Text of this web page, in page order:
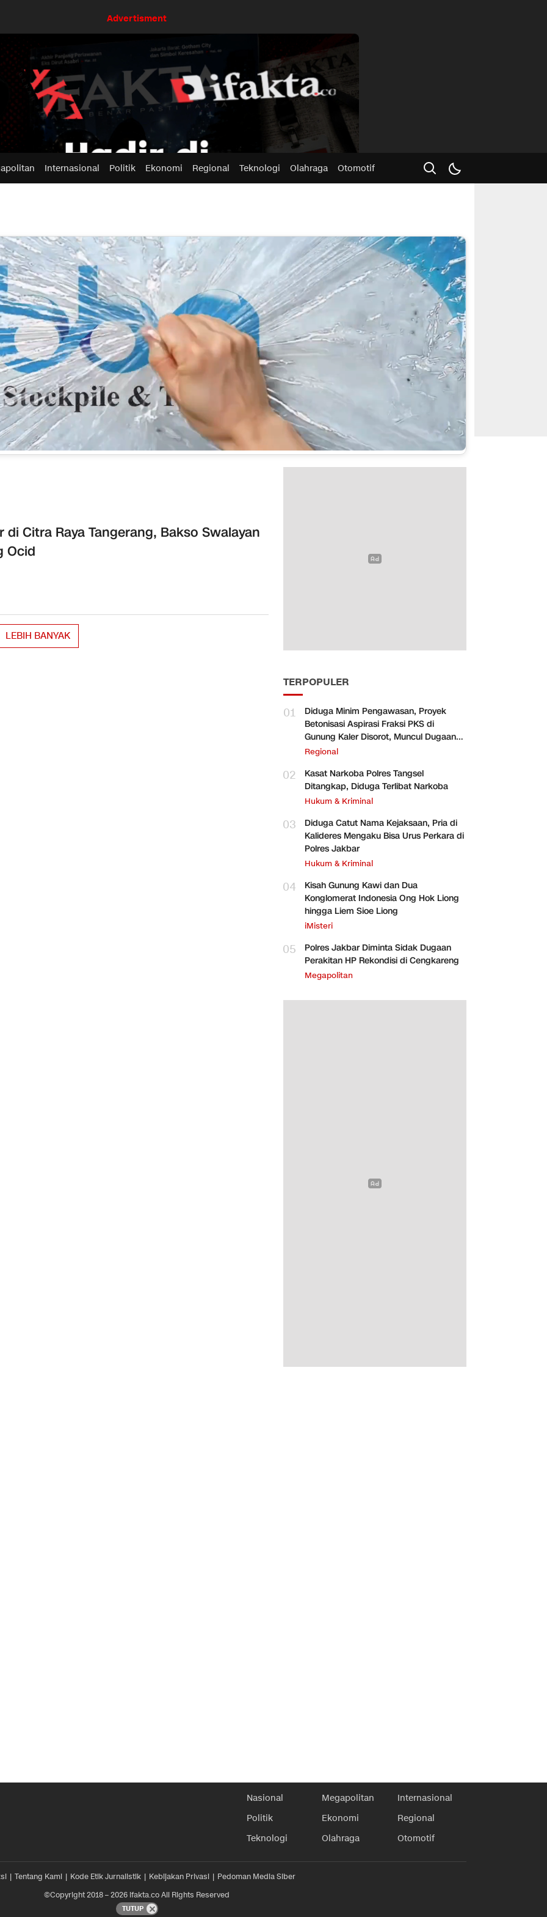
Advertisment
Internasional Politik Ekonomi Regional Teknologi Olahraga Otomotif
di Citra Raya Tangerang, Bakso Swalayan
Ocid
LEBIH BANYAK
TERPOPULER
01
Diduga Minim Pengawasan, Proyek
Betonisasi Aspirasi Fraksi PKS di
Gunung Kaler Disorot, Muncul Dugaan
Pengurangan Volume
Regional
02
Kasat Narkoba Polres Tangsel
Ditangkap, Diduga Terlibat Narkoba
Hukum & Kriminal
03
Diduga Catut Nama Kejaksaan, Pria di
Kalideres Mengaku Bisa Urus Perkara di
Polres Jakbar
Hukum & Kriminal
04
Kisah Gunung Kawi dan Dua
Konglomerat Indonesia Ong Hok Liong
hingga Liem Sioe Liong
iMisteri
05
Polres Jakbar Diminta Sidak Dugaan
Perakitan HP Rekondisi di Cengkareng
Megapolitan
Nasional Megapolitan
Internasional
Politik
Ekonomi
Regional
Teknologi
Olahraga Otomotif
Tentang Kami Kode Etik Jurnalistik Kebijakan Privasi
Pedoman Media Siber
©Copyright 2018 – 2026 ifakta.co All Rights Reserved
TUTUP